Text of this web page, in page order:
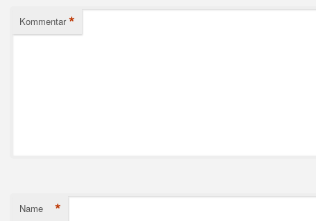
Kommentar *
Name *